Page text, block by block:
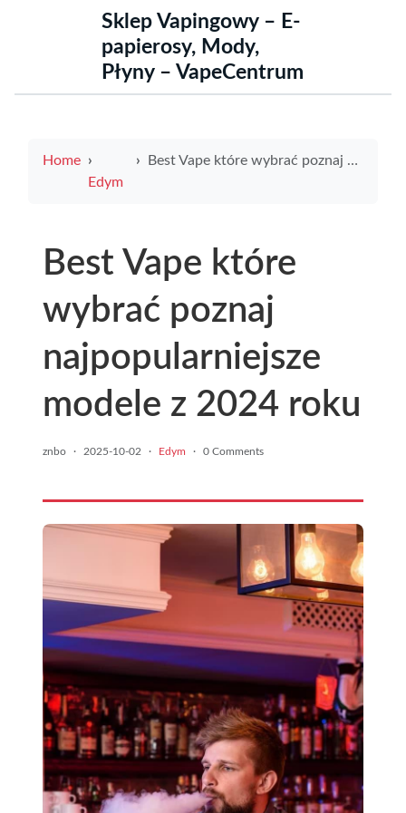
Sklep Vapingowy – E-
papierosy, Mody,
Płyny – VapeCentrum
Home
Edym
Best Vape które wybrać poznaj najpopularniejsze modele z 2024 roku
Best Vape które
wybrać poznaj
najpopularniejsze
modele z 2024 roku
znbo · 2025-10-02 · Edym · 0 Comments